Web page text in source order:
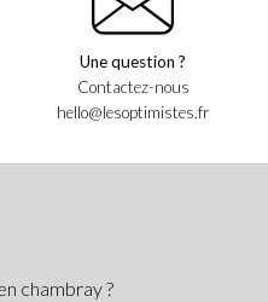
Une question ?
Contactez-nous
hello@lesoptimistes.fr
chambray ?